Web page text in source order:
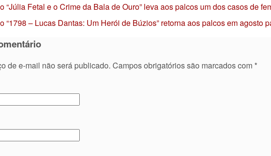
“Júlia Fetal e o Crime da Bala de Ouro” leva aos palcos um dos casos de
“1798 – Lucas Dantas: Um Herói de Búzios” retorna aos palcos em agosto
de e-mail não será publicado. Campos obrigatórios são marcados com *